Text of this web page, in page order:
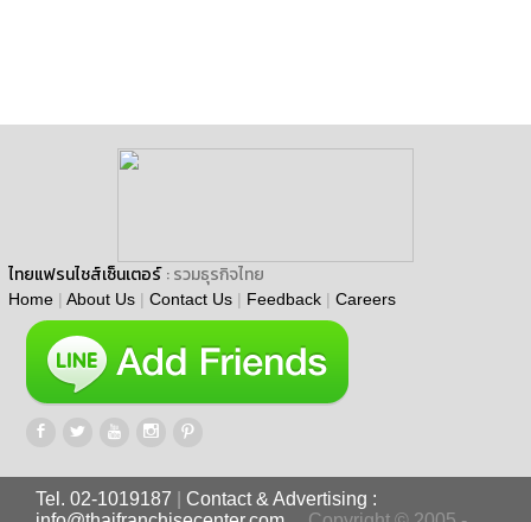
ไทยแฟรนไชส์เซ็นเตอร์ : รวมธุรกิจไทย
Home | About Us | Contact Us | Feedback | Careers
Tel. 02-1019187
Contact & Advertising :